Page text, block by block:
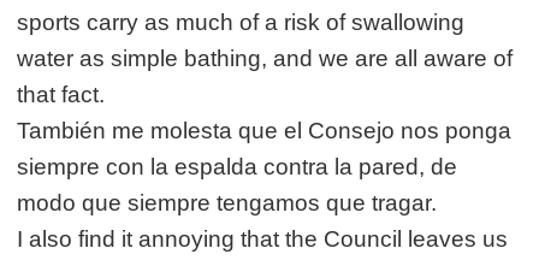
sports carry as much of a risk of swallowing
water as simple bathing, and we are all aware of
that fact.
También me molesta que el Consejo nos ponga
siempre con la espalda contra la pared, de
modo que siempre tengamos que tragar.
I also find it annoying that the Council leaves us